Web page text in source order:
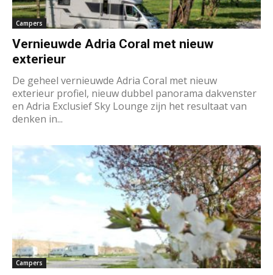
Campers
Vernieuwde Adria Coral met nieuw
exterieur
De geheel vernieuwde Adria Coral met nieuw
exterieur profiel, nieuw dubbel panorama dakvenster
en Adria Exclusief Sky Lounge zijn het resultaat van
denken in...
Campers